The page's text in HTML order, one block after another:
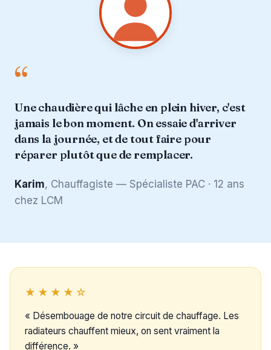
“
Une chaudière qui lâche en plein hiver, c'est
jamais le bon moment. On essaie d'arriver
dans la journée, et de tout faire pour
réparer plutôt que de remplacer.
Karim, Chauffagiste — Spécialiste PAC · 12 ans
chez LCM
★★★★☆
« Désembouage de notre circuit de chauffage. Les
radiateurs chauffent mieux, on sent vraiment la
différence. »